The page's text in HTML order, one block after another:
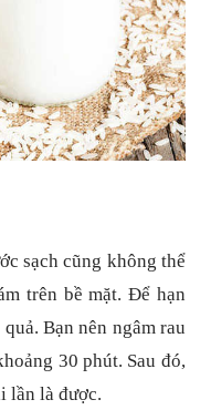
sạch cũng không thể
trên bề mặt. Để hạn
Bạn nên ngâm rau
30 phút. Sau đó,
lần là được.